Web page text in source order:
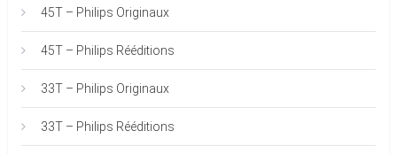
45T – Philips Originaux
45T – Philips Rééditions
33T – Philips Originaux
33T – Philips Rééditions